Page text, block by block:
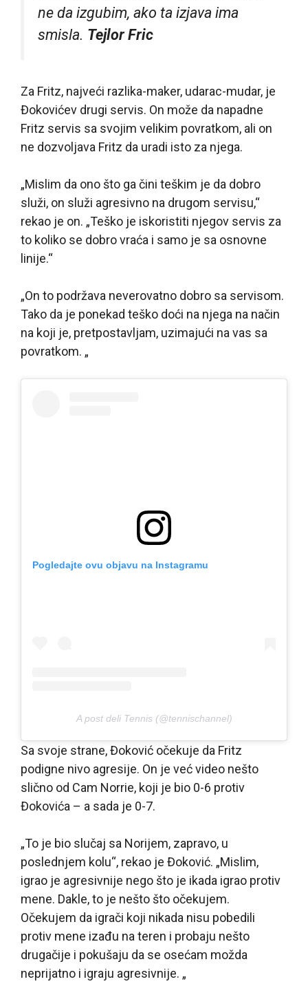
ne da izgubim, ako ta izjava ima
smisla. Tejlor Fric
Za Fritz, najveći razlika-maker, udarac-mudar, je
Đokovićev drugi servis. On može da napadne
Fritz servis sa svojim velikim povratkom, ali on
ne dozvoljava Fritz da uradi isto za njega.
„Mislim da ono što ga čini teškim je da dobro
služi, on služi agresivno na drugom servisu,“
rekao je on. „Teško je iskoristiti njegov servis za
to koliko se dobro vraća i samo je sa osnovne
linije.“
„On to podržava neverovatno dobro sa servisom.
Tako da je ponekad teško doći na njega na način
na koji je, pretpostavljam, uzimajući na vas sa
povratkom. „
Pogledajte ovu objavu na Instagramu
A post deli Tennis (@tennischannel)
Sa svoje strane, Đoković očekuje da Fritz
podigne nivo agresije. On je već video nešto
slično od Cam Norrie, koji je bio 0-6 protiv
Đokovića – a sada je 0-7.
„To je bio slučaj sa Norijem, zapravo, u
poslednjem kolu“, rekao je Đoković. „Mislim,
igrao je agresivnije nego što je ikada igrao protiv
mene. Dakle, to je nešto što očekujem.
Očekujem da igrači koji nikada nisu pobedili
protiv mene izađu na teren i probaju nešto
drugačije i pokušaju da se osećam možda
neprijatno i igraju agresivnije. „